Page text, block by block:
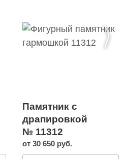
Памятник с
драпировкой
№ 11312
от 30 650 руб.